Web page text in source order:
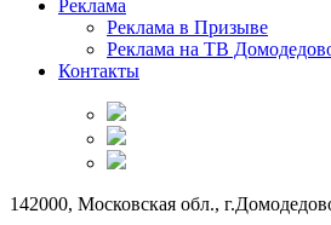
Реклама
Реклама в Призыве
Реклама на ТВ
Контакты
142000, Московская обл.,